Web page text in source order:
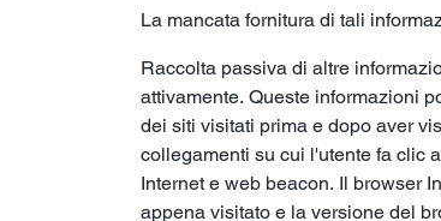
La mancata fornitura di tali
Raccolta passiva di altre
attivamente. Queste informazioni
dei siti visitati prima e dopo aver
collegamenti su cui l'utente fa clic
Internet e web beacon. Il browser
appena visitato e la versione del